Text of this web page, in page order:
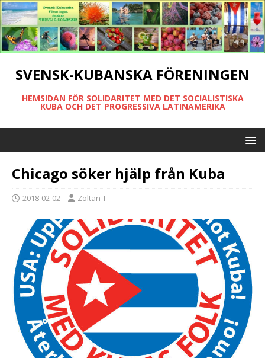
SVENSK-KUBANSKA FÖRENINGEN
HEMSIDAN FÖR SOLIDARITET MED DET SOCIALISTISKA
KUBA OCH DET PROGRESSIVA LATINAMERIKA
Chicago söker hjälp från Kuba
2018-02-02 Zoltan T